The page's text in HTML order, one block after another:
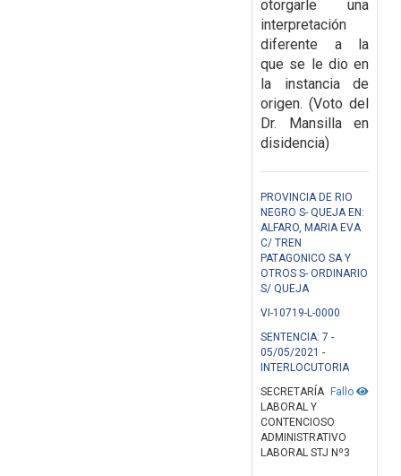
otorgarle una
interpretación
diferente a la
que se le dio en
la instancia de
origen. (Voto del
Dr. Mansilla en
disidencia)
PROVINCIA DE RIO
NEGRO S- QUEJA EN:
ALFARO, MARIA EVA
C/ TREN
PATAGONICO SA Y
OTROS S- ORDINARIO
S/ QUEJA
VI-10719-L-0000
SENTENCIA: 7 -
05/05/2021 -
INTERLOCUTORIA
Fallo
SECRETARÍA
LABORAL Y
CONTENCIOSO
ADMINISTRATIVO
LABORAL STJ Nº3